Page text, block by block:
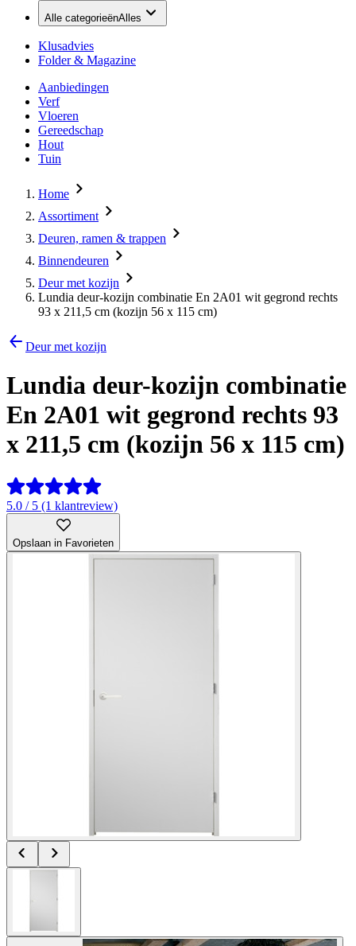
Alle categorieënAlles
Klusadvies
Folder & Magazine
Aanbiedingen
Verf
Vloeren
Gereedschap
Hout
Tuin
Home
Assortiment
Deuren, ramen & trappen
Binnendeuren
Deur met kozijn
Lundia deur-kozijn combinatie En 2A01 wit gegrond rechts
93 x 211,5 cm (kozijn 56 x 115 cm)
Deur met kozijn
Lundia deur-kozijn combinatie
En 2A01 wit gegrond rechts 93
x 211,5 cm (kozijn 56 x 115 cm)
5.0 / 5 (1 klantreview)
Opslaan in Favorieten